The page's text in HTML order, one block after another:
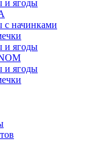
и ягоды
с начинками
и ягоды
и ягоды